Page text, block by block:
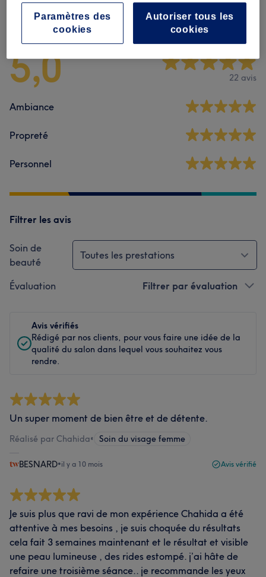
Avis sur l'établissement
5,0 22 avis
Ambiance
Propreté
Personnel
Filtrer les avis
Soin de
beauté
Toutes les prestations
Évaluation Filtrer par évaluation
Avis vérifiés
Rédigé par nos clients, pour vous faire une idée de la
qualité du salon dans lequel vous souhaitez vous
rendre.
Un super moment de bien être et de détente.
Réalisé par Chahida• Soin du visage femme
BESNARD•il y a 10 mois Avis vérifié
Je suis plus que ravi de mon expérience Chahida a été
attentive à mes besoins , je suis choquée du résultats
cela fait 3 semaines maintenant et le résultat et visible
une peau lumineuse , des rides estompé. j’ai hâte de
refaire une troisième séance.. je recommande les yeux
Autoriser tous les
cookies
Paramètres des
cookies